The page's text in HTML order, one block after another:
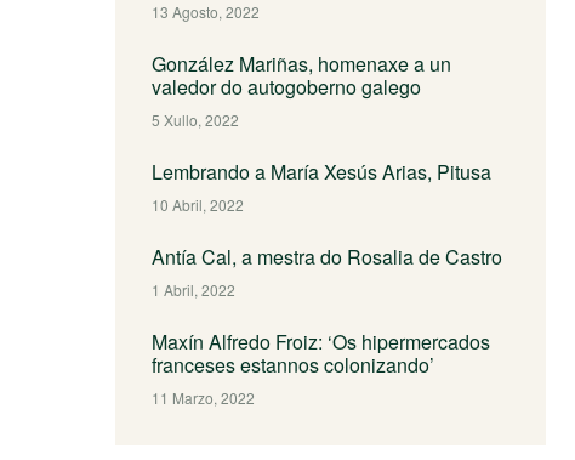
13 Agosto, 2022
González Mariñas, homenaxe a un
valedor do autogoberno galego
5 Xullo, 2022
Lembrando a María Xesús Arias, Pitusa
10 Abril, 2022
Antía Cal, a mestra do Rosalia de Castro
1 Abril, 2022
Maxín Alfredo Froiz: ‘Os hipermercados
franceses estannos colonizando’
11 Marzo, 2022